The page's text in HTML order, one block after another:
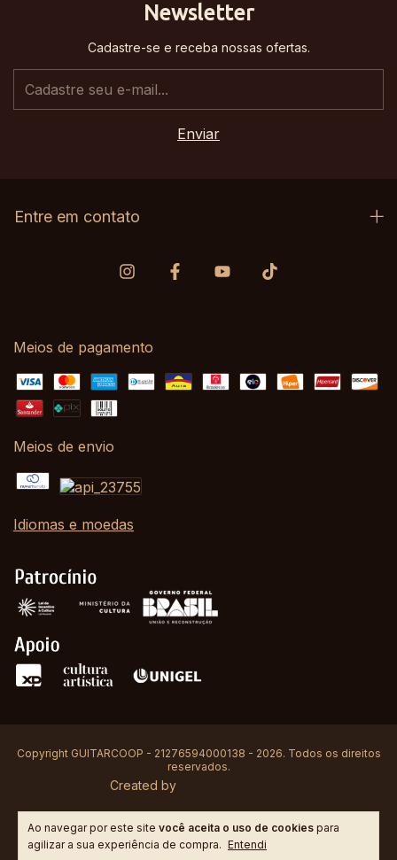
Ao navegar por este site você aceita o uso de cookies para
agilizar a sua experiência de compra. Entendi
Newsletter
Cadastre-se e receba nossas ofertas.
Entre em contato
Meios de pagamento
Meios de envio
Idiomas e moedas
Copyright GUITARCOOP - 21276594000138 - 2026. Todos os direitos
reservados.
Created by